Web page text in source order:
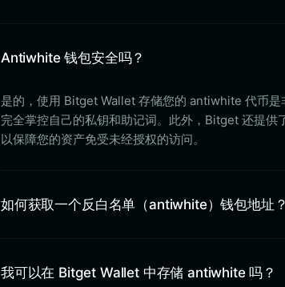
Antiwhite 钱包安全吗？
是的，使用 Bitget Wallet 存储您的 antiwhite 代币
完全掌控自己的私钥和助记词。此外，Bitget 还提供
以保障您的资产免受未经授权的访问。
如何获取一个反白名单（antiwhite）钱包地址？
我可以在 Bitget Wallet 中存储 antiwhite 吗？